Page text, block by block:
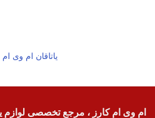
یاتاقان ام وی ام 530
ام وی ام کارز ، مرجع تخصصی لوازم